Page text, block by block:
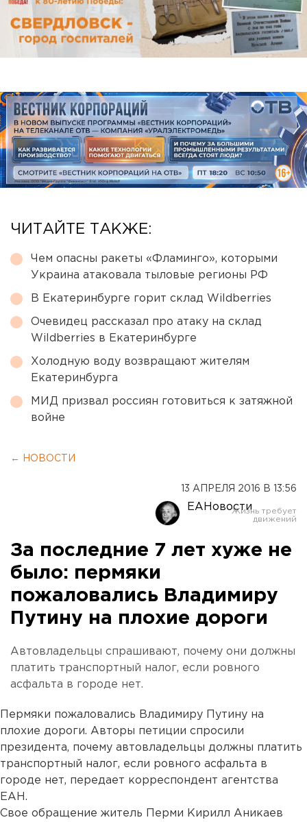
ЧИТАЙТЕ ТАКЖЕ:
Чем опасны ракеты «Фламинго», которыми
Украина атаковала тыловые регионы РФ
В Екатеринбурге горит склад Wildberries
Очевидец рассказал про атаку на склад
Wildberries в Екатеринбурге
Холодную воду возвращают жителям
Екатеринбурга
МИД призвал россиян готовиться к затяжной
войне
← НОВОСТИ
13 АПРЕЛЯ 2016 В 13:56
ЕАНовости
За последние 7 лет хуже не
было: пермяки
пожаловались Владимиру
Путину на плохие дороги
Автовладельцы спрашивают, почему они должны
платить транспортный налог, если ровного
асфальта в городе нет.
Пермяки пожаловались Владимиру Путину на
плохие дороги. Авторы петиции спросили
президента, почему автовладельцы должны платить
транспортный налог, если ровного асфальта в
городе нет, передает корреспондент агентства
ЕАН.
Свое обращение житель Перми Кирилл Аникаев